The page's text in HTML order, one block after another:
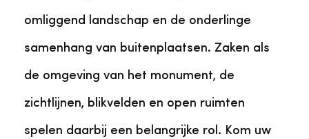
omliggend landschap en de onderlinge
samenhang van buitenplaatsen. Zaken als
de omgeving van het monument, de
zichtlijnen, blikvelden en open ruimten
spelen daarbij een belangrijke rol. Kom uw